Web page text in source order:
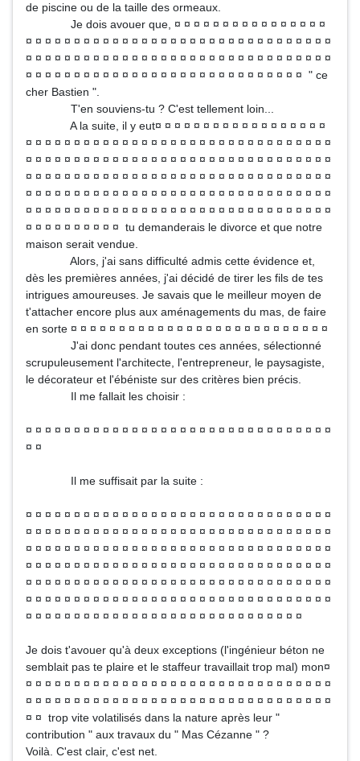
de piscine ou de la taille des ormeaux.
Je dois avouer que, ¤ ¤ ¤ ¤ ¤ ¤ ¤ ¤ ¤ ¤ ¤ ¤ ¤ ¤ ¤ ¤
¤ ¤ ¤ ¤ ¤ ¤ ¤ ¤ ¤ ¤ ¤ ¤ ¤ ¤ ¤ ¤ ¤ ¤ ¤ ¤ ¤ ¤ ¤ ¤ ¤ ¤ ¤ ¤ ¤ ¤ ¤ ¤
¤ ¤ ¤ ¤ ¤ ¤ ¤ ¤ ¤ ¤ ¤ ¤ ¤ ¤ ¤ ¤ ¤ ¤ ¤ ¤ ¤ ¤ ¤ ¤ ¤ ¤ ¤ ¤ ¤ ¤ ¤ ¤
¤ ¤ ¤ ¤ ¤ ¤ ¤ ¤ ¤ ¤ ¤ ¤ ¤ ¤ ¤ ¤ ¤ ¤ ¤ ¤ ¤ ¤ ¤ ¤ ¤ ¤ ¤ ¤ ¤ " ce
cher Bastien ".
T'en souviens-tu ? C'est tellement loin...
A la suite, il y eut¤ ¤ ¤ ¤ ¤ ¤ ¤ ¤ ¤ ¤ ¤ ¤ ¤ ¤ ¤ ¤ ¤ ¤
¤ ¤ ¤ ¤ ¤ ¤ ¤ ¤ ¤ ¤ ¤ ¤ ¤ ¤ ¤ ¤ ¤ ¤ ¤ ¤ ¤ ¤ ¤ ¤ ¤ ¤ ¤ ¤ ¤ ¤ ¤ ¤
¤ ¤ ¤ ¤ ¤ ¤ ¤ ¤ ¤ ¤ ¤ ¤ ¤ ¤ ¤ ¤ ¤ ¤ ¤ ¤ ¤ ¤ ¤ ¤ ¤ ¤ ¤ ¤ ¤ ¤ ¤ ¤
¤ ¤ ¤ ¤ ¤ ¤ ¤ ¤ ¤ ¤ ¤ ¤ ¤ ¤ ¤ ¤ ¤ ¤ ¤ ¤ ¤ ¤ ¤ ¤ ¤ ¤ ¤ ¤ ¤ ¤ ¤ ¤
¤ ¤ ¤ ¤ ¤ ¤ ¤ ¤ ¤ ¤ ¤ ¤ ¤ ¤ ¤ ¤ ¤ ¤ ¤ ¤ ¤ ¤ ¤ ¤ ¤ ¤ ¤ ¤ ¤ ¤ ¤ ¤
¤ ¤ ¤ ¤ ¤ ¤ ¤ ¤ ¤ ¤ ¤ ¤ ¤ ¤ ¤ ¤ ¤ ¤ ¤ ¤ ¤ ¤ ¤ ¤ ¤ ¤ ¤ ¤ ¤ ¤ ¤ ¤
¤ ¤ ¤ ¤ ¤ ¤ ¤ ¤ ¤ ¤ tu demanderais le divorce et que notre
maison serait vendue.
Alors, j'ai sans difficulté admis cette évidence et,
dès les premières années, j'ai décidé de tirer les fils de tes
intrigues amoureuses. Je savais que le meilleur moyen de
t'attacher encore plus aux aménagements du mas, de faire
en sorte ¤ ¤ ¤ ¤ ¤ ¤ ¤ ¤ ¤ ¤ ¤ ¤ ¤ ¤ ¤ ¤ ¤ ¤ ¤ ¤ ¤ ¤ ¤ ¤ ¤ ¤ ¤
J'ai donc pendant toutes ces années, sélectionné
scrupuleusement l'architecte, l'entrepreneur, le paysagiste,
le décorateur et l'ébéniste sur des critères bien précis.
Il me fallait les choisir :
¤ ¤ ¤ ¤ ¤ ¤ ¤ ¤ ¤ ¤ ¤ ¤ ¤ ¤ ¤ ¤ ¤ ¤ ¤ ¤ ¤ ¤ ¤ ¤ ¤ ¤ ¤ ¤ ¤ ¤ ¤ ¤
¤ ¤
Il me suffisait par la suite :
¤ ¤ ¤ ¤ ¤ ¤ ¤ ¤ ¤ ¤ ¤ ¤ ¤ ¤ ¤ ¤ ¤ ¤ ¤ ¤ ¤ ¤ ¤ ¤ ¤ ¤ ¤ ¤ ¤ ¤ ¤ ¤
¤ ¤ ¤ ¤ ¤ ¤ ¤ ¤ ¤ ¤ ¤ ¤ ¤ ¤ ¤ ¤ ¤ ¤ ¤ ¤ ¤ ¤ ¤ ¤ ¤ ¤ ¤ ¤ ¤ ¤ ¤ ¤
¤ ¤ ¤ ¤ ¤ ¤ ¤ ¤ ¤ ¤ ¤ ¤ ¤ ¤ ¤ ¤ ¤ ¤ ¤ ¤ ¤ ¤ ¤ ¤ ¤ ¤ ¤ ¤ ¤ ¤ ¤ ¤
¤ ¤ ¤ ¤ ¤ ¤ ¤ ¤ ¤ ¤ ¤ ¤ ¤ ¤ ¤ ¤ ¤ ¤ ¤ ¤ ¤ ¤ ¤ ¤ ¤ ¤ ¤ ¤ ¤ ¤ ¤ ¤
¤ ¤ ¤ ¤ ¤ ¤ ¤ ¤ ¤ ¤ ¤ ¤ ¤ ¤ ¤ ¤ ¤ ¤ ¤ ¤ ¤ ¤ ¤ ¤ ¤ ¤ ¤ ¤ ¤ ¤ ¤ ¤
¤ ¤ ¤ ¤ ¤ ¤ ¤ ¤ ¤ ¤ ¤ ¤ ¤ ¤ ¤ ¤ ¤ ¤ ¤ ¤ ¤ ¤ ¤ ¤ ¤ ¤ ¤ ¤ ¤ ¤ ¤ ¤
¤ ¤ ¤ ¤ ¤ ¤ ¤ ¤ ¤ ¤ ¤ ¤ ¤ ¤ ¤ ¤ ¤ ¤ ¤ ¤ ¤ ¤ ¤ ¤ ¤ ¤ ¤ ¤ ¤
Je dois t'avouer qu'à deux exceptions (l'ingénieur béton ne
semblait pas te plaire et le staffeur travaillait trop mal) mon¤
¤ ¤ ¤ ¤ ¤ ¤ ¤ ¤ ¤ ¤ ¤ ¤ ¤ ¤ ¤ ¤ ¤ ¤ ¤ ¤ ¤ ¤ ¤ ¤ ¤ ¤ ¤ ¤ ¤ ¤ ¤ ¤
¤ ¤ ¤ ¤ ¤ ¤ ¤ ¤ ¤ ¤ ¤ ¤ ¤ ¤ ¤ ¤ ¤ ¤ ¤ ¤ ¤ ¤ ¤ ¤ ¤ ¤ ¤ ¤ ¤ ¤ ¤ ¤
¤ ¤ trop vite volatilisés dans la nature après leur "
contribution " aux travaux du " Mas Cézanne " ?
Voilà. C'est clair, c'est net.